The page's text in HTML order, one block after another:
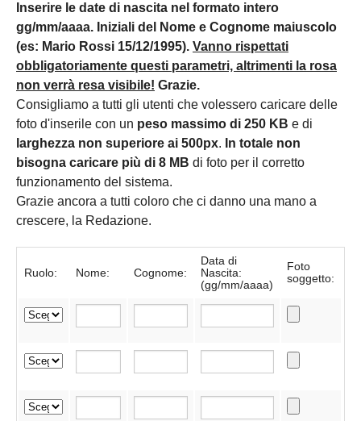
Inserire le date di nascita nel formato intero
gg/mm/aaaa. Iniziali del Nome e Cognome maiuscolo
(es: Mario Rossi 15/12/1995). Vanno rispettati
obbligatoriamente questi parametri, altrimenti la rosa
non verrà resa visibile! Grazie.
Consigliamo a tutti gli utenti che volessero caricare delle
foto d'inserile con un peso massimo di 250 KB e di
larghezza non superiore ai 500px. In totale non
bisogna caricare più di 8 MB di foto per il corretto
funzionamento del sistema.
Grazie ancora a tutti coloro che ci danno una mano a
crescere, la Redazione.
Ruolo: Nome: Cognome:
Data di
Nascita:
(gg/mm/aaaa)
Foto
soggetto: